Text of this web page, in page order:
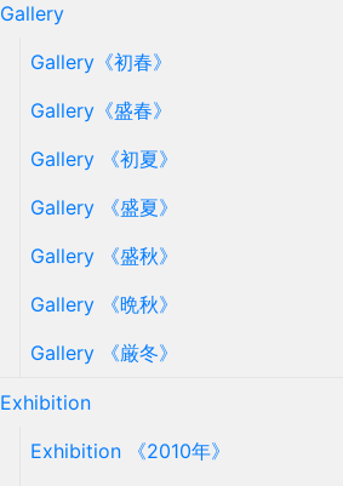
Gallery
Gallery《初春》
Gallery《盛春》
Gallery 《初夏》
Gallery 《盛夏》
Gallery 《盛秋》
Gallery 《晩秋》
Gallery 《厳冬》
Exhibition
Exhibition 《2010年》